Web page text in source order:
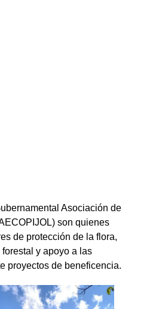
Asociación de
son quienes
de protección de la flora,
y apoyo a las
proyectos de beneficencia.